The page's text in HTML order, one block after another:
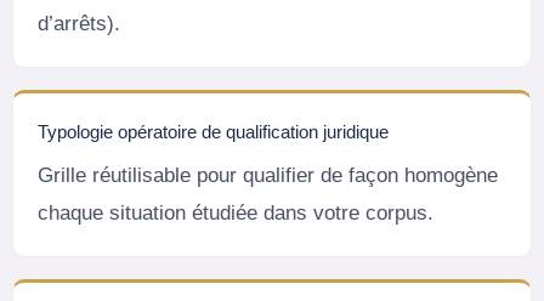
d’arrêts).
Typologie opératoire de qualification juridique
Grille réutilisable pour qualifier de façon homogène
chaque situation étudiée dans votre corpus.